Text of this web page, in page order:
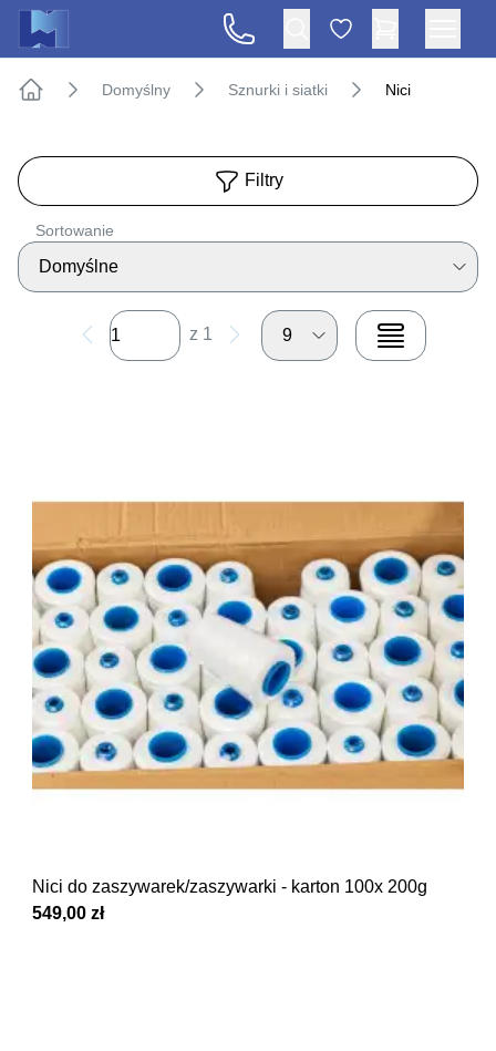
Domyślny Sznurki i siatki Nici
Filtry
Sortowanie
Domyślne
z 1 9
View grid
Nici do zaszywarek/zaszywarki - karton 100x 200g
549,00 zł